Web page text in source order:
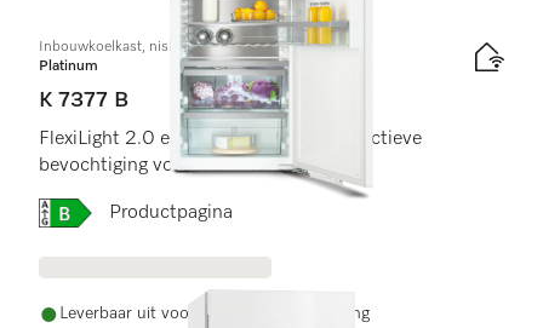
Inbouwkoelkast, nishoogte 122 cm
Platinum
K 7377 B
FlexiLight 2.0 en PerfectFresh Active, actieve
bevochtiging voor max. frisheid.
Online Label Flag, Energielabel
Productpagina
Leverbaar uit voorraad met gratis levering